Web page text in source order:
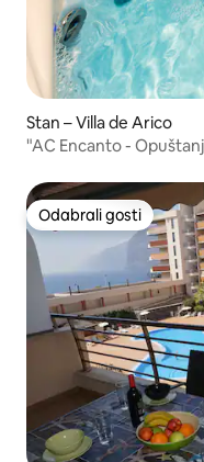
Stan – Villa de Arico
"AC Encanto -
Odabrali gosti
Odabrali gosti